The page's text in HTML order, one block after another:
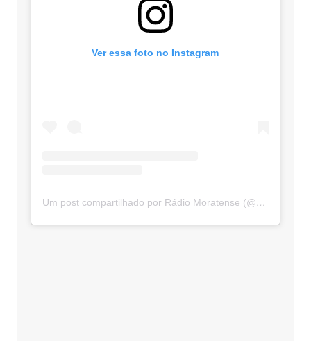
Ver essa foto no Instagram
Um post compartilhado por Rádio Moratense (@radio_moratense)